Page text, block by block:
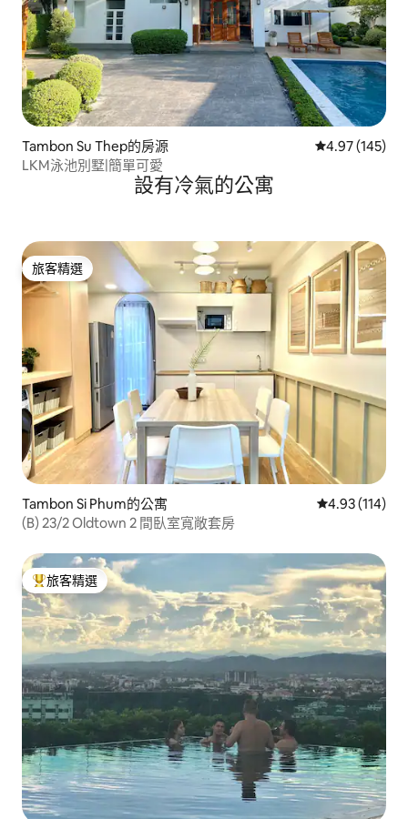
Tambon Su Thep的房源 從 145 則評價
4.97 (145)
LKM泳池別墅|簡單可愛
設有冷氣的公寓
旅客精選
旅客精選
Tambon Si Phum的公寓 從 114 則評價
4.93 (114)
(B) 23/2 Oldtown 2 間臥室寬敞套房
旅客精選榜首
旅客精選